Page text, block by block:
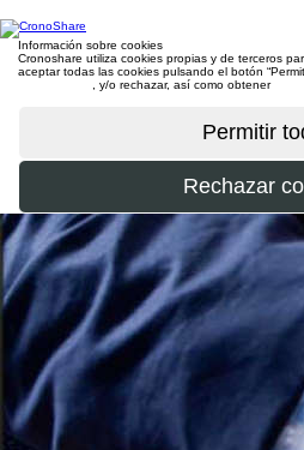
Información sobre cookies
Cronoshare utiliza cookies propias y de terceros
aceptar todas las cookies pulsando el botón
, y/o rechazar, así como obtener